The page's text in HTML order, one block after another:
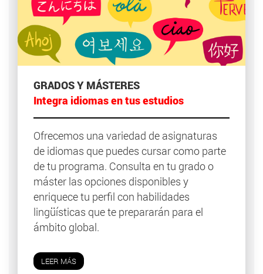
GRADOS Y MÁSTERES
Integra idiomas en tus estudios
Ofrecemos una variedad de asignaturas
de idiomas que puedes cursar como parte
de tu programa. Consulta en tu grado o
máster las opciones disponibles y
enriquece tu perfil con habilidades
lingüísticas que te prepararán para el
ámbito global.
LEER MÁS